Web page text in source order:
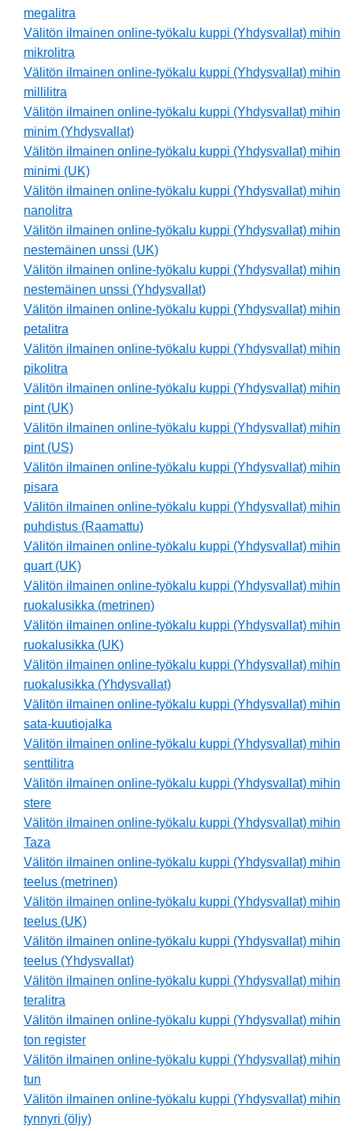
megalitra
Välitön ilmainen online-työkalu kuppi (Yhdysvallat) mihin
mikrolitra
Välitön ilmainen online-työkalu kuppi (Yhdysvallat) mihin
millilitra
Välitön ilmainen online-työkalu kuppi (Yhdysvallat) mihin
minim (Yhdysvallat)
Välitön ilmainen online-työkalu kuppi (Yhdysvallat) mihin
minimi (UK)
Välitön ilmainen online-työkalu kuppi (Yhdysvallat) mihin
nanolitra
Välitön ilmainen online-työkalu kuppi (Yhdysvallat) mihin
nestemäinen unssi (UK)
Välitön ilmainen online-työkalu kuppi (Yhdysvallat) mihin
nestemäinen unssi (Yhdysvallat)
Välitön ilmainen online-työkalu kuppi (Yhdysvallat) mihin
petalitra
Välitön ilmainen online-työkalu kuppi (Yhdysvallat) mihin
pikolitra
Välitön ilmainen online-työkalu kuppi (Yhdysvallat) mihin
pint (UK)
Välitön ilmainen online-työkalu kuppi (Yhdysvallat) mihin
pint (US)
Välitön ilmainen online-työkalu kuppi (Yhdysvallat) mihin
pisara
Välitön ilmainen online-työkalu kuppi (Yhdysvallat) mihin
puhdistus (Raamattu)
Välitön ilmainen online-työkalu kuppi (Yhdysvallat) mihin
quart (UK)
Välitön ilmainen online-työkalu kuppi (Yhdysvallat) mihin
ruokalusikka (metrinen)
Välitön ilmainen online-työkalu kuppi (Yhdysvallat) mihin
ruokalusikka (UK)
Välitön ilmainen online-työkalu kuppi (Yhdysvallat) mihin
ruokalusikka (Yhdysvallat)
Välitön ilmainen online-työkalu kuppi (Yhdysvallat) mihin
sata-kuutiojalka
Välitön ilmainen online-työkalu kuppi (Yhdysvallat) mihin
senttilitra
Välitön ilmainen online-työkalu kuppi (Yhdysvallat) mihin
stere
Välitön ilmainen online-työkalu kuppi (Yhdysvallat) mihin
Taza
Välitön ilmainen online-työkalu kuppi (Yhdysvallat) mihin
teelus (metrinen)
Välitön ilmainen online-työkalu kuppi (Yhdysvallat) mihin
teelus (UK)
Välitön ilmainen online-työkalu kuppi (Yhdysvallat) mihin
teelus (Yhdysvallat)
Välitön ilmainen online-työkalu kuppi (Yhdysvallat) mihin
teralitra
Välitön ilmainen online-työkalu kuppi (Yhdysvallat) mihin
ton register
Välitön ilmainen online-työkalu kuppi (Yhdysvallat) mihin
tun
Välitön ilmainen online-työkalu kuppi (Yhdysvallat) mihin
tynnyri (öljy)